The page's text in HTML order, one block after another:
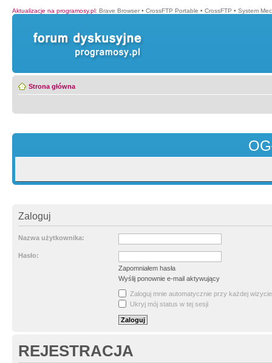
Aktualizacje na programosy.pl: Brave Browser • CrossFTP Portable • CrossFTP • System
Strona główna
Zaloguj
Nazwa użytkownika:
Hasło:
Zapomniałem hasła
Wyślij ponownie e-mail aktywujący
Zaloguj mnie automatycznie przy każdej wizycie
Ukryj mój status w tej sesji
REJESTRACJA